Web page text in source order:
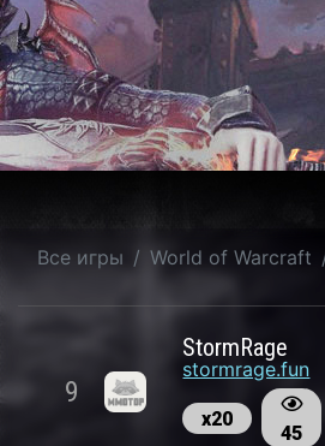
StormRage |
Все игры World of Warcraft
9
StormRage
stormrage.fun
х20
45